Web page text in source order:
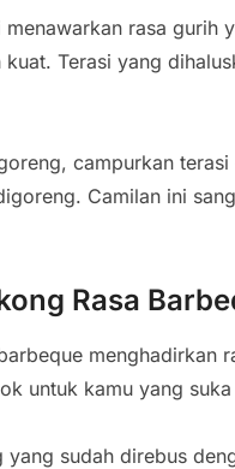
rasa gurih
Terasi yang
campurkan
Camilan ini
Rasa
menghadirkan
untuk kamu yang
sudah direbus